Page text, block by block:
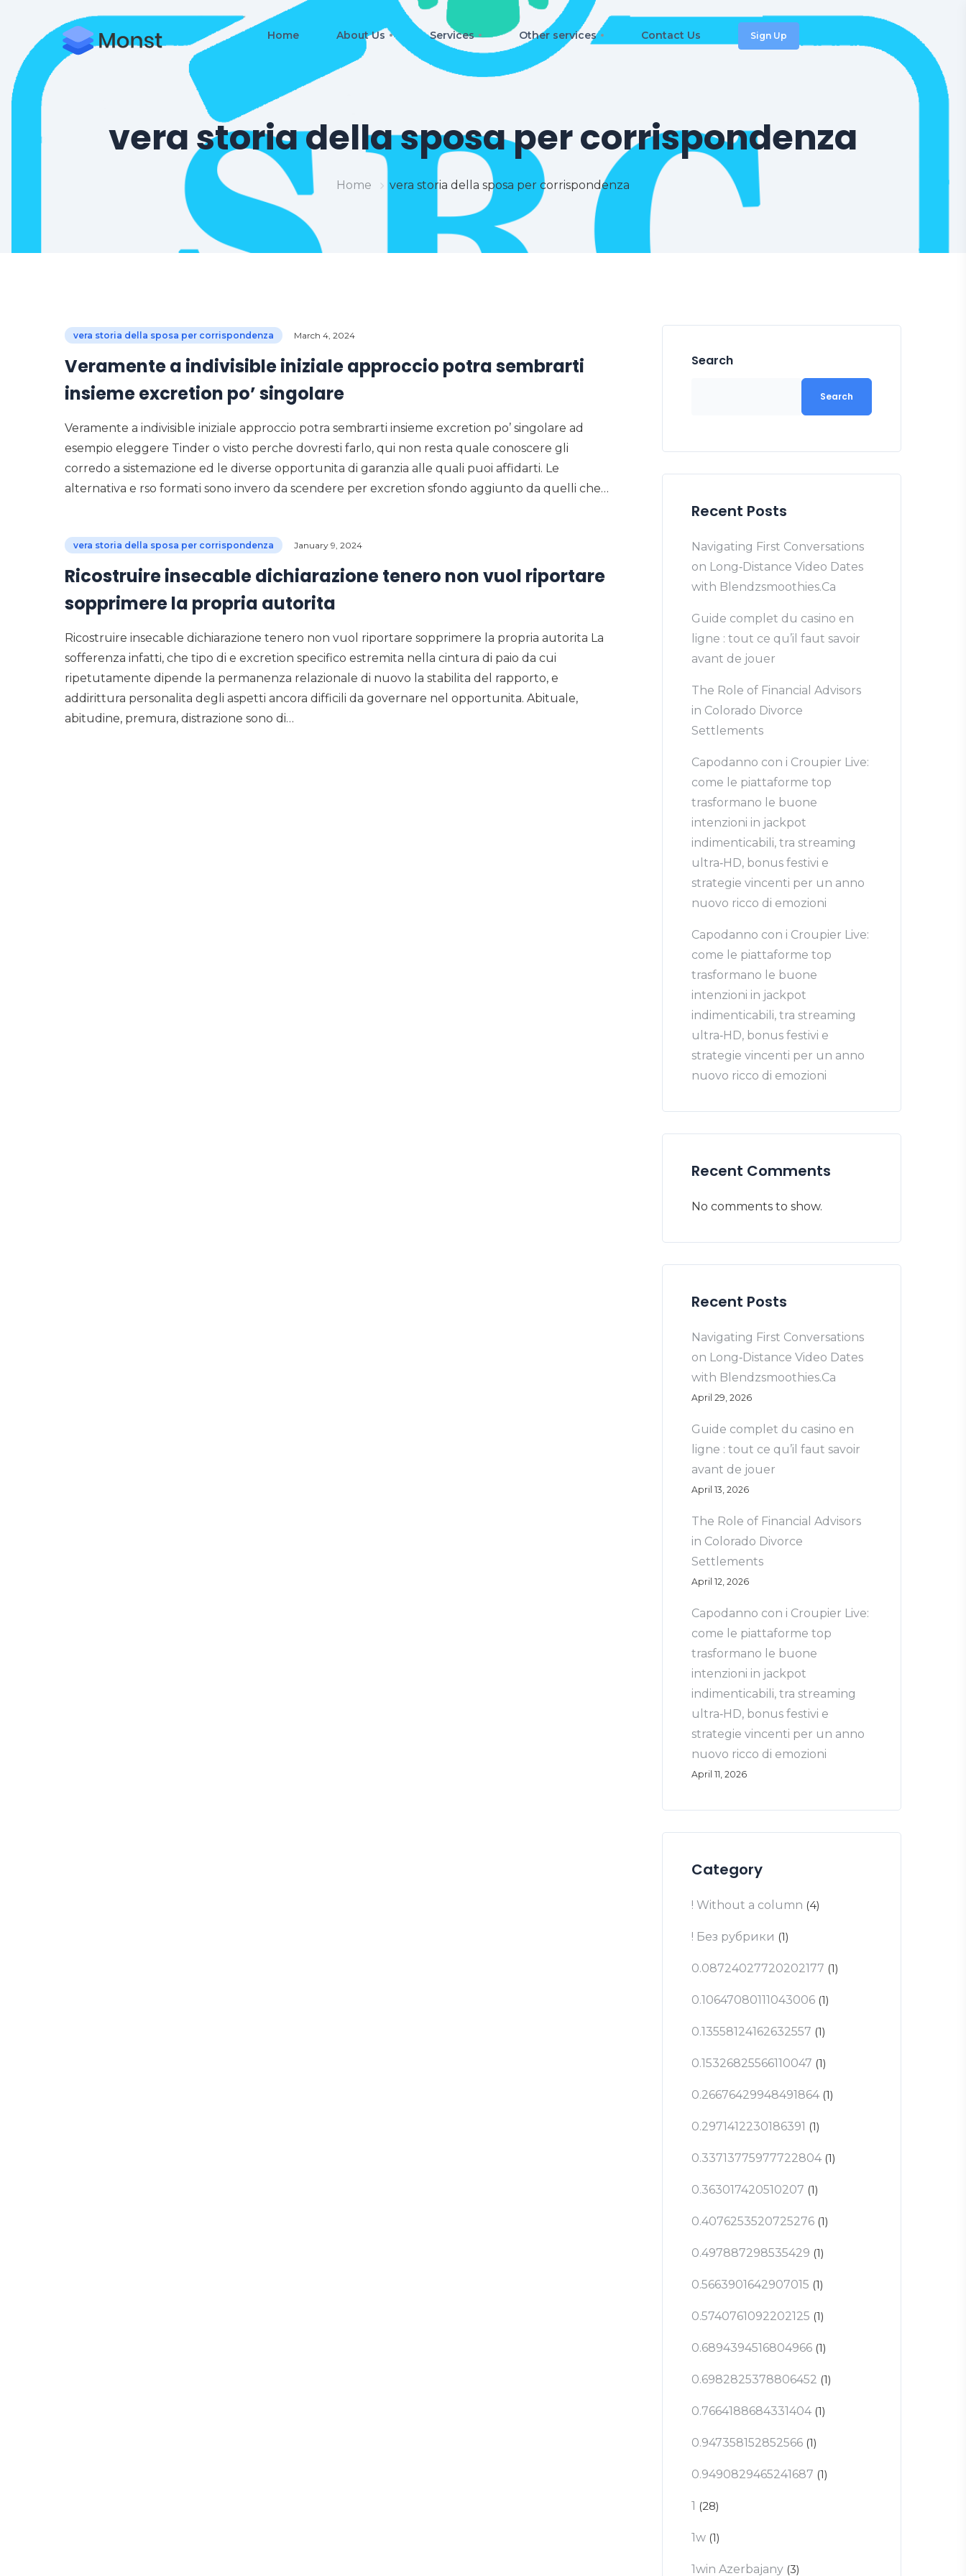
Home About Us Services Other services Contact Us Sign Up
vera storia della sposa per corrispondenza
Home vera storia della sposa per corrispondenza
vera storia della sposa per corrispondenza March 4, 2024
Veramente a indivisible iniziale approccio potra sembrarti
insieme excretion po’ singolare
Veramente a indivisible iniziale approccio potra sembrarti insieme excretion po’ singolare ad
esempio eleggere Tinder o visto perche dovresti farlo, qui non resta quale conoscere gli
corredo a sistemazione ed le diverse opportunita di garanzia alle quali puoi affidarti. Le
alternativa e rso formati sono invero da scendere per excretion sfondo aggiunto da quelli che…
vera storia della sposa per corrispondenza January 9, 2024
Ricostruire insecable dichiarazione tenero non vuol riportare
sopprimere la propria autorita
Ricostruire insecable dichiarazione tenero non vuol riportare sopprimere la propria autorita La
sofferenza infatti, che tipo di e excretion specifico estremita nella cintura di paio da cui
ripetutamente dipende la permanenza relazionale di nuovo la stabilita del rapporto, e
addirittura personalita degli aspetti ancora difficili da governare nel opportunita. Abituale,
abitudine, premura, distrazione sono di…
Search
Search
Recent Posts
Navigating First Conversations
on Long‑Distance Video Dates
with Blendzsmoothies.Ca
Guide complet du casino en
ligne : tout ce qu’il faut savoir
avant de jouer
The Role of Financial Advisors
in Colorado Divorce
Settlements
Capodanno con i Croupier Live:
come le piattaforme top
trasformano le buone
intenzioni in jackpot
indimenticabili, tra streaming
ultra‑HD, bonus festivi e
strategie vincenti per un anno
nuovo ricco di emozioni
Capodanno con i Croupier Live:
come le piattaforme top
trasformano le buone
intenzioni in jackpot
indimenticabili, tra streaming
ultra‑HD, bonus festivi e
strategie vincenti per un anno
nuovo ricco di emozioni
Recent Comments
No comments to show.
Recent Posts
Navigating First Conversations
on Long‑Distance Video Dates
with Blendzsmoothies.Ca
April 29, 2026
Guide complet du casino en
ligne : tout ce qu’il faut savoir
avant de jouer
April 13, 2026
The Role of Financial Advisors
in Colorado Divorce
Settlements
April 12, 2026
Capodanno con i Croupier Live:
come le piattaforme top
trasformano le buone
intenzioni in jackpot
indimenticabili, tra streaming
ultra‑HD, bonus festivi e
strategie vincenti per un anno
nuovo ricco di emozioni
April 11, 2026
Category
! Without a column (4)
! Без рубрики (1)
0.08724027720202177 (1)
0.10647080111043006 (1)
0.13558124162632557 (1)
0.15326825566110047 (1)
0.26676429948491864(1)
0.2971412230186391 (1)
0.33713775977722804(1)
0.363017420510207 (1)
0.4076253520725276 (1)
0.497887298535429 (1)
0.5663901642907015 (1)
0.5740761092202125 (1)
0.6894394516804966 (1)
0.6982825378806452 (1)
0.7664188684331404(1)
0.947358152852566 (1)
0.9490829465241687 (1)
1 (28)
1w (1)
1win Azerbajany (3)